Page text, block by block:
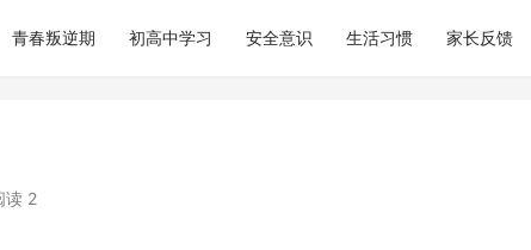
青春叛逆期 初高中学习 安全意识 生活习惯 家长反馈
读 2